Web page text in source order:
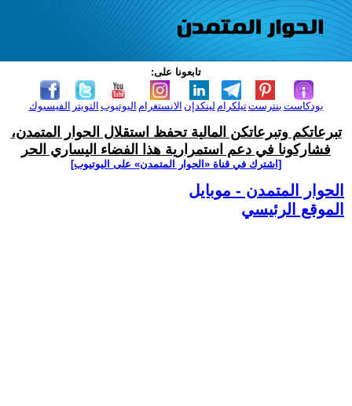
تابعونا على:
الفيسبوك التويتر اليوتيوب الانستغرام لينكدإن تيلكرامبنترست بودكاست
تبرعاتكم وتبرعاتكن المالية تحفظ استقلال الحوار المتمدن،
فشاركونا في دعم استمرارية هذا الفضاء اليساري الحر
[اشترك في قناة ‫«الحوار المتمدن» على اليوتيوب]
الحوار المتمدن - موبايل
الموقع الرئيسي